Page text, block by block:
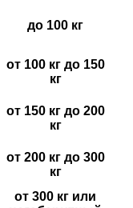
до 100 кг
от 100 кг до 150
кг
от 150 кг до 200
кг
от 200 кг до 300
кг
от 300 кг или